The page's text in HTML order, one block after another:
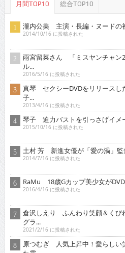
月間TOP10 総合TOP10
瀧内公美 主演・長編・ヌードの
2014/10/16 に投稿された
雨宮留菜さん 「ミスヤンチャン
ル...
2016/5/16 に投稿された
真琴 セクシーDVDをリリースし
子...
2013/4/16 に投稿された
琴子 迫力バストを引っさげイメ
2015/10/16 に投稿された
土村 芳 新進女優が「愛の渦」監
2014/7/16 に投稿された
RaMu 18歳Gカップ美少女が
2016/4/16 に投稿された
倉沢しえり ふんわり笑顔＆くび
グラ...
2021/2/16 に投稿された
原つむぎ 人気上昇中！愛らしい